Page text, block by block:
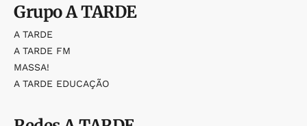
GrupoA TARDE
A TARDE
A TARDE FM
MASSA!
A TARDE EDUCAÇÃO